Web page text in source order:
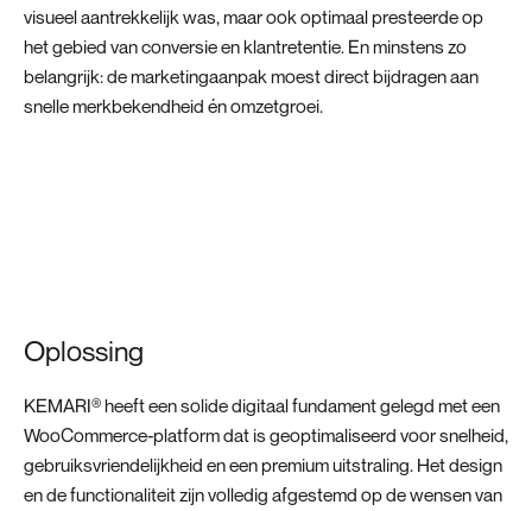
visueel aantrekkelijk was, maar ook optimaal presteerde op
het gebied van conversie en klantretentie. En minstens zo
belangrijk: de marketingaanpak moest direct bijdragen aan
snelle merkbekendheid én omzetgroei.
Oplossing
KEMARI® heeft een solide digitaal fundament gelegd met een
WooCommerce-platform dat is geoptimaliseerd voor snelheid,
gebruiksvriendelijkheid en een premium uitstraling. Het design
en de functionaliteit zijn volledig afgestemd op de wensen van